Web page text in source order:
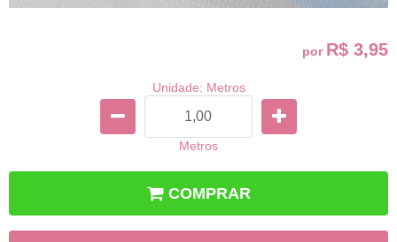
por R$ 3,95
Unidade: Metros
Metros
COMPRAR